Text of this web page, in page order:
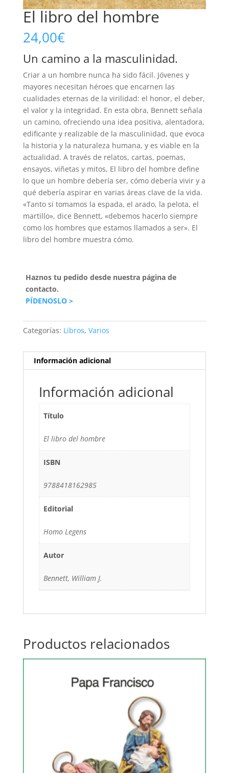
El libro del hombre
24,00€
Un camino a la masculinidad.
Criar a un hombre nunca ha sido fácil. Jóvenes y
mayores necesitan héroes que encarnen las
cualidades eternas de la virilidad: el honor, el deber,
el valor y la integridad. En esta obra, Bennett señala
un camino, ofreciendo una idea positiva, alentadora,
edificante y realizable de la masculinidad, que evoca
la historia y la naturaleza humana, y es viable en la
actualidad. A través de relatos, cartas, poemas,
ensayos, viñetas y mitos, El libro del hombre define
lo que un hombre debería ser, cómo debería vivir y a
qué debería aspirar en varias áreas clave de la vida.
«Tanto si tomamos la espada, el arado, la pelota, el
martillo», dice Bennett, «debemos hacerlo siempre
como los hombres que estamos llamados a ser». El
libro del hombre muestra cómo.
Haznos tu pedido desde nuestra página de
contacto.
PÍDENOSLO >
Categorías: Libros, Varios
Información adicional
Información adicional
Título
El libro del hombre
ISBN
9788418162985
Editorial
Homo Legens
Autor
Bennett, William J.
Productos relacionados